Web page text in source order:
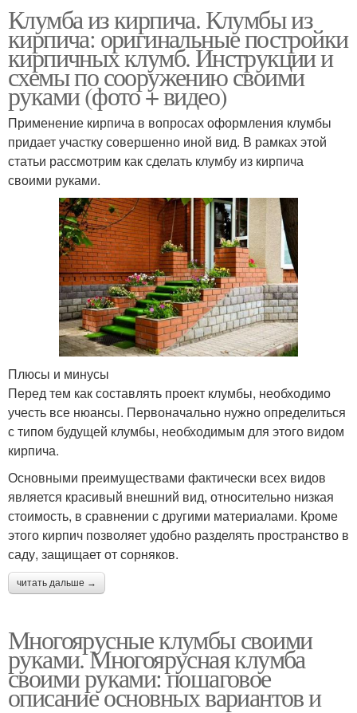
Клумба из кирпича. Клумбы из
кирпича: оригинальные постройки
кирпичных клумб. Инструкции и
схемы по сооружению своими
руками (фото + видео)
Применение кирпича в вопросах оформления клумбы
придает участку совершенно иной вид. В рамках этой
статьи рассмотрим как сделать клумбу из кирпича
своими руками.
Плюсы и минусы
Перед тем как составлять проект клумбы, необходимо
учесть все нюансы. Первоначально нужно определиться
с типом будущей клумбы, необходимым для этого видом
кирпича.
Основными преимуществами фактически всех видов
является красивый внешний вид, относительно низкая
стоимость, в сравнении с другими материалами. Кроме
этого кирпич позволяет удобно разделять пространство в
саду, защищает от сорняков.
читать дальше →
Многоярусные клумбы своими
руками. Многоярусная клумба
своими руками: пошаговое
описание основных вариантов и